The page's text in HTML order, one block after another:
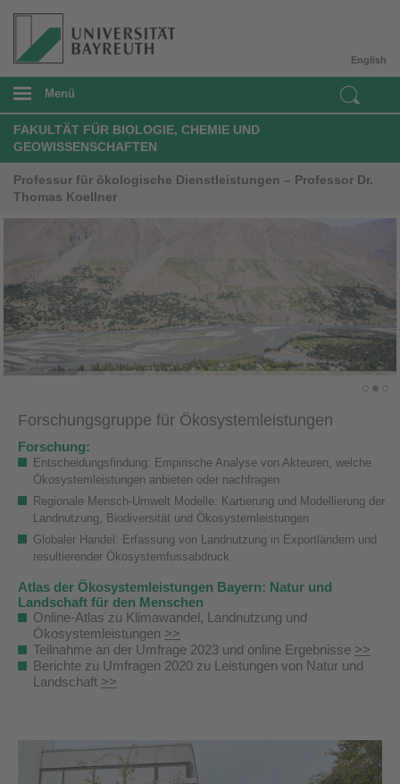
English
Menü
FAKULTÄT FÜR BIOLOGIE, CHEMIE UND
GEOWISSENSCHAFTEN
Professur für ökologische Dienstleistungen – Professor Dr.
Thomas Koellner
Forschungsgruppe für Ökosystemleistungen
Forschung:
Entscheidungsfindung: Empirische Analyse von Akteuren, welche
Ökosystemleistungen anbieten oder nachfragen
Regionale Mensch-Umwelt Modelle: Kartierung und Modellierung der
Landnutzung, Biodiversität und Ökosystemleistungen
Globaler Handel: Erfassung von Landnutzung in Exportländern und
resultierender Ökosystemfussabdruck
Atlas der Ökosystemleistungen Bayern: Natur und
Landschaft für den Menschen
Online-Atlas zu Klimawandel, Landnutzung und
Ökosystemleistungen >>
Teilnahme an der Umfrage 2023 und online Ergebnisse >>
Berichte zu Umfragen 2020 zu Leistungen von Natur und
Landschaft >>